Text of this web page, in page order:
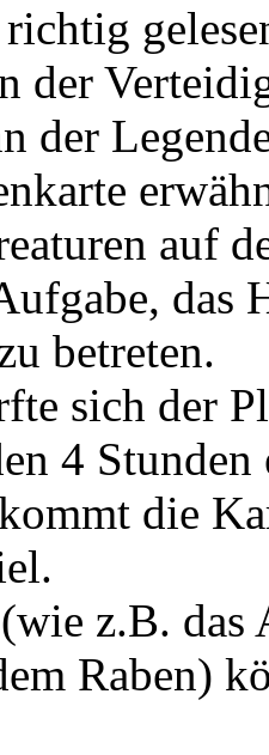
der
der
auf
das
betreten.
sich der
4
die
z.B. das
Raben)